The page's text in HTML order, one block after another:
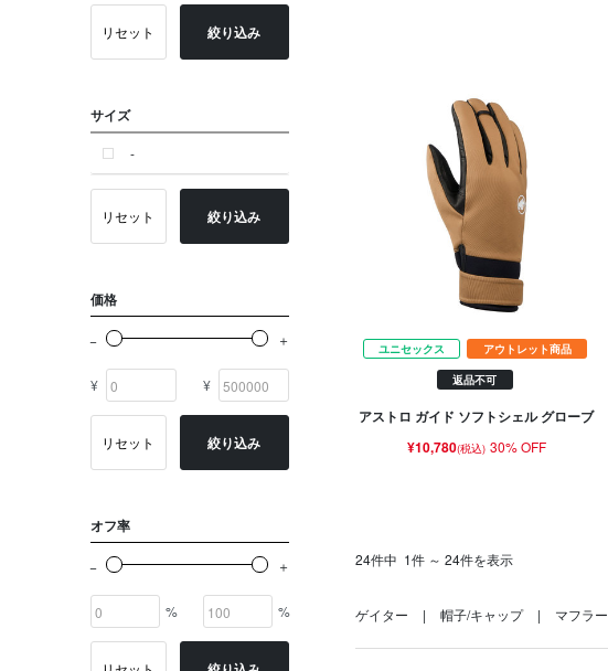
イエロー系
オレンジ系
シルバー系
ゴールド系
OTHERS
リセット 絞り込み
サイズ
-
リセット 絞り込み
価格
¥ ¥
リセット 絞り込み
オフ率
% %
ユニセックス アウトレット商品
返品不可
アストロ ガイド ソフトシェル グローブ
¥10,780(税込) 30% OFF
24件中 1件 ～ 24件を表示
ゲイター 帽子/キャップ マフラー